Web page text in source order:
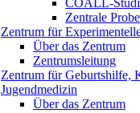
COALL-
Zentrale
Zentrum für
Über das Zentrum
Zentrumsleitung
Zentrum für Geburtshilfe,
Jugendmedizin
Über das Zentrum